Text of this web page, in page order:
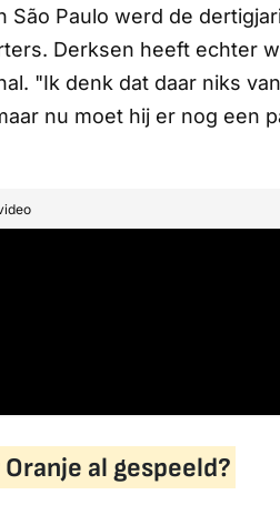
São Paulo werd de
Derksen heeft echter
"Ik denk dat daar niks van
nu moet hij er nog een
al gespeeld?